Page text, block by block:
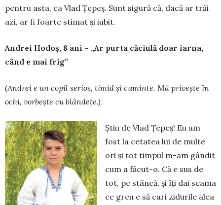
pentru asta, ca Vlad Țepeș. Sunt sigură că, dacă ar trăi
azi, ar fi foarte stimat și iubit.
Andrei Hodoș, 8 ani – „Ar purta căciulă doar iarna,
când e mai frig”
(Andrei e un copil serios, timid și cuminte. Mă privește în
ochi, vorbește cu blândețe.)
Știu de Vlad Țepeș! Eu am
fost la cetatea lui de multe
ori și tot timpul m-am gândit
cum a făcut-o. Că e sus de
tot, pe stâncă, și îți dai seama
ce greu e să cari zidurile alea